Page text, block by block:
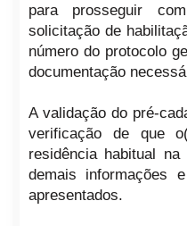
para prosseguir
solicitação de
número do protocolo
documentação
A validação do pré-
verificação de que
residência habitual
demais informações
apresentados.